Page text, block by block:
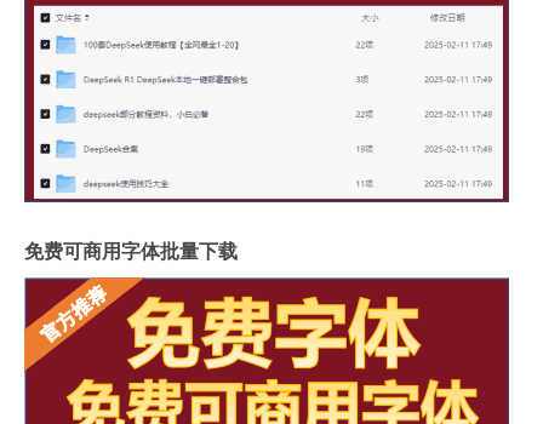
免费可商用字体批量下载